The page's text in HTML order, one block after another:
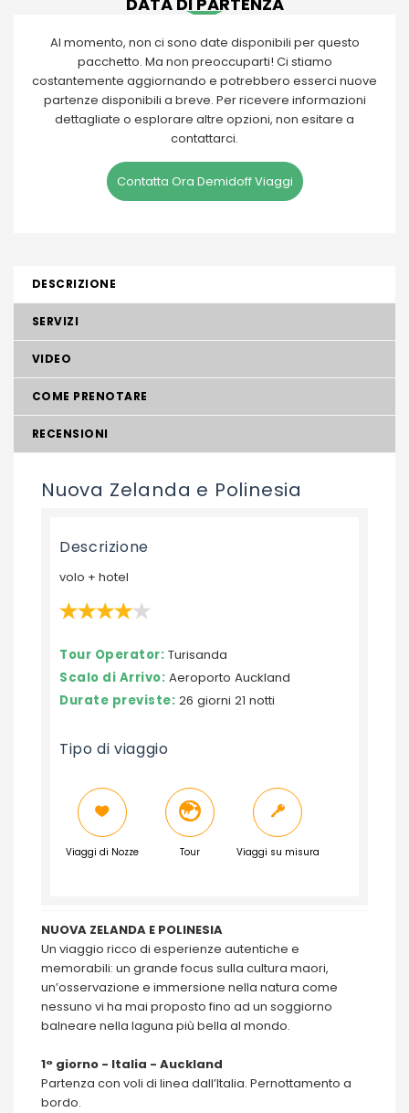
Al momento, non ci sono date disponibili per questo
pacchetto. Ma non preoccuparti! Ci stiamo
costantemente aggiornando e potrebbero esserci nuove
partenze disponibili a breve. Per ricevere informazioni
dettagliate o esplorare altre opzioni, non esitare a
contattarci.
Contatta Ora Demidoff Viaggi
DESCRIZIONE
SERVIZI
VIDEO
COME PRENOTARE
RECENSIONI
Nuova Zelanda e Polinesia
Descrizione
volo + hotel
Tour Operator: Turisanda
Scalo di Arrivo: Aeroporto Auckland
Durate previste: 26 giorni 21 notti
Tipo di viaggio
Viaggi di Nozze Tour Viaggi su misura
NUOVA ZELANDA E POLINESIA
Un viaggio ricco di esperienze autentiche e
memorabili: un grande focus sulla cultura maori,
un’osservazione e immersione nella natura come
nessuno vi ha mai proposto fino ad un soggiorno
balneare nella laguna più bella al mondo.
1° giorno - Italia - Auckland
Partenza con voli di linea dall’Italia. Pernottamento a
bordo.